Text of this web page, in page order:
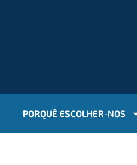
PORQUÊ ESCOLHER-NOS